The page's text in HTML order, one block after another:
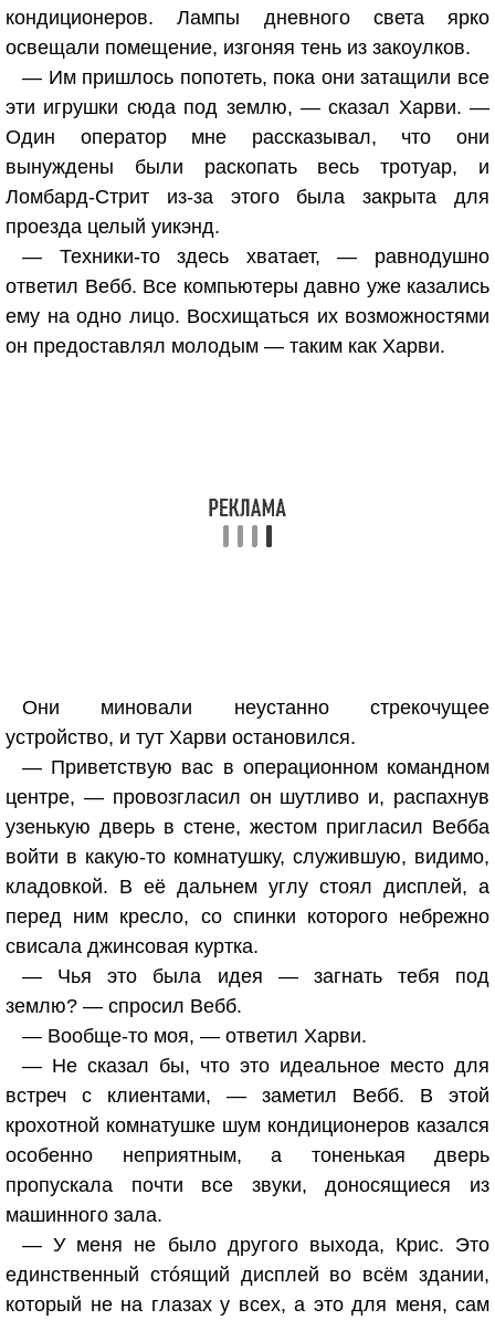
кондиционеров. Лампы дневного света ярко
освещали помещение, изгоняя тень из закоулков.
— Им пришлось попотеть, пока они затащили все
эти игрушки сюда под землю, — сказал Харви. —
Один оператор мне рассказывал, что они
вынуждены были раскопать весь тротуар, и
Ломбард-Стрит из-за этого была закрыта для
проезда целый уикэнд.
— Техники-то здесь хватает, — равнодушно
ответил Вебб. Все компьютеры давно уже казались
ему на одно лицо. Восхищаться их возможностями
он предоставлял молодым — таким как Харви.
Они миновали неустанно стрекочущее
устройство, и тут Харви остановился.
— Приветствую вас в операционном командном
центре, — провозгласил он шутливо и, распахнув
узенькую дверь в стене, жестом пригласил Вебба
войти в какую-то комнатушку, служившую, видимо,
кладовкой. В её дальнем углу стоял дисплей, а
перед ним кресло, со спинки которого небрежно
свисала джинсовая куртка.
— Чья это была идея — загнать тебя под
землю? — спросил Вебб.
— Вообще-то моя, — ответил Харви.
— Не сказал бы, что это идеальное место для
встреч с клиентами, — заметил Вебб. В этой
крохотной комнатушке шум кондиционеров казался
особенно неприятным, а тоненькая дверь
пропускала почти все звуки, доносящиеся из
машинного зала.
— У меня не было другого выхода, Крис. Это
единственный стóящий дисплей во всём здании,
который не на глазах у всех, а это для меня, сам